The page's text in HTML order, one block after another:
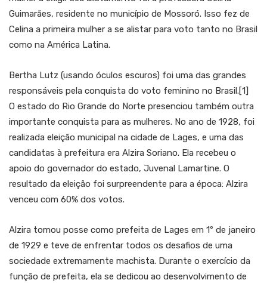
Guimarães, residente no município de Mossoró. Isso fez de
Celina a primeira mulher a se alistar para voto tanto no Brasil
como na América Latina.
Bertha Lutz (usando óculos escuros) foi uma das grandes
responsáveis pela conquista do voto feminino no Brasil.[1]
O estado do Rio Grande do Norte presenciou também outra
importante conquista para as mulheres. No ano de 1928, foi
realizada eleição municipal na cidade de Lages, e uma das
candidatas à prefeitura era Alzira Soriano. Ela recebeu o
apoio do governador do estado, Juvenal Lamartine. O
resultado da eleição foi surpreendente para a época: Alzira
venceu com 60% dos votos.
Alzira tomou posse como prefeita de Lages em 1º de janeiro
de 1929 e teve de enfrentar todos os desafios de uma
sociedade extremamente machista. Durante o exercício da
função de prefeita, ela se dedicou ao desenvolvimento de